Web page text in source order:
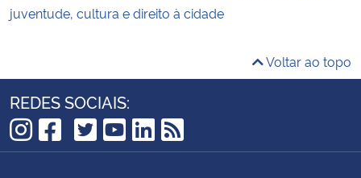
juventude, cultura e direito à cidade
Voltar ao topo
REDES SOCIAIS:
Instagram
Facebook
TikTok
Twitter
YouTube
LinkedIn
RSS